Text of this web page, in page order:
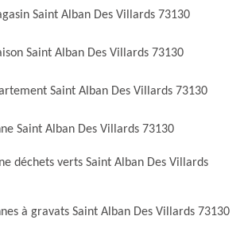
Saint Alban Des Villards 73130
Saint Alban Des Villards 73130
Saint Alban Des Villards 73130
Saint Alban Des Villards 73130
déchets verts Saint Alban Des Villards
à gravats Saint Alban Des Villards 73130